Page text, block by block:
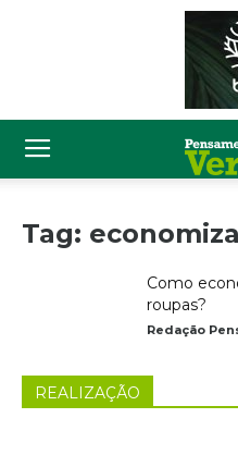
Tag:
Como
roupas?
Redação
REALIZAÇÃO